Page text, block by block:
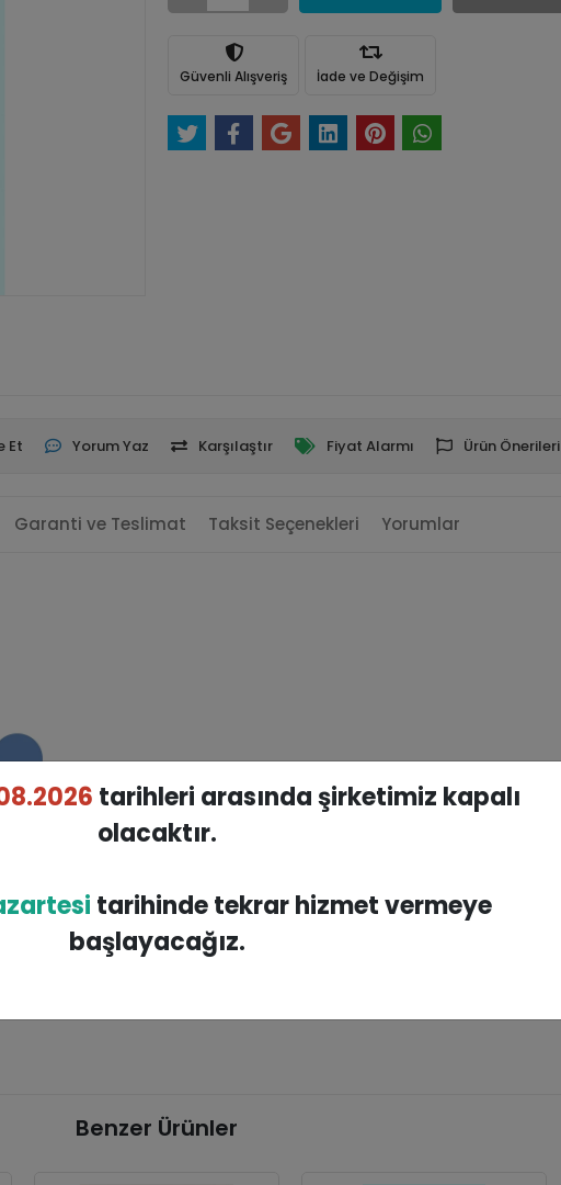
Güvenli Alışveriş İade ve Değişim
Et Yorum Yaz Karşılaştır Fiyat Alarmı Ürün Önerileri
Garanti ve Teslimat Taksit Seçenekleri Yorumlar
Benzer Ürünler
tarihleri arasında şirketimiz kapalı
olacaktır.
tarihinde tekrar hizmet vermeye
başlayacağız.